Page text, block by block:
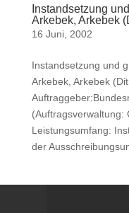
Instandsetzung
Arkebek, Arkebek
16 Juni, 2002
Instandsetzung und
Arkebek, Arkebek
(Auftragsverwaltung:
Leistungsumfang:
der